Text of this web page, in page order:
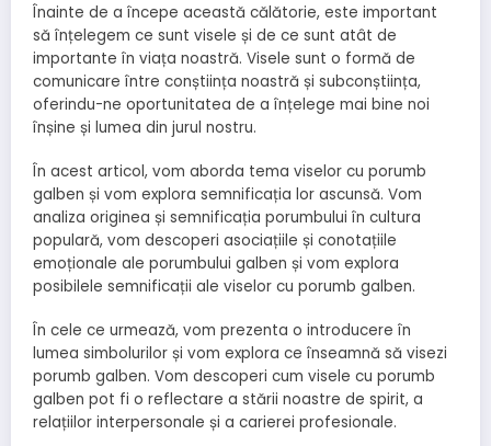
Înainte de a începe această călătorie, este important
să înțelegem ce sunt visele și de ce sunt atât de
importante în viața noastră. Visele sunt o formă de
comunicare între conștiința noastră și subconștiința,
oferindu-ne oportunitatea de a înțelege mai bine noi
înșine și lumea din jurul nostru.
În acest articol, vom aborda tema viselor cu porumb
galben și vom explora semnificația lor ascunsă. Vom
analiza originea și semnificația porumbului în cultura
populară, vom descoperi asociațiile și conotațiile
emoționale ale porumbului galben și vom explora
posibilele semnificații ale viselor cu porumb galben.
În cele ce urmează, vom prezenta o introducere în
lumea simbolurilor și vom explora ce înseamnă să visezi
porumb galben. Vom descoperi cum visele cu porumb
galben pot fi o reflectare a stării noastre de spirit, a
relațiilor interpersonale și a carierei profesionale.